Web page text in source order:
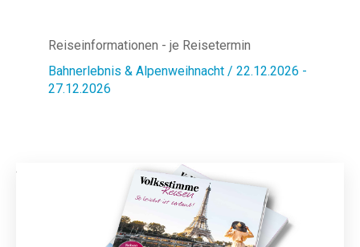
Reiseinformationen - je Reisetermin
Bahnerlebnis & Alpenweihnacht / 22.12.2026 -
27.12.2026